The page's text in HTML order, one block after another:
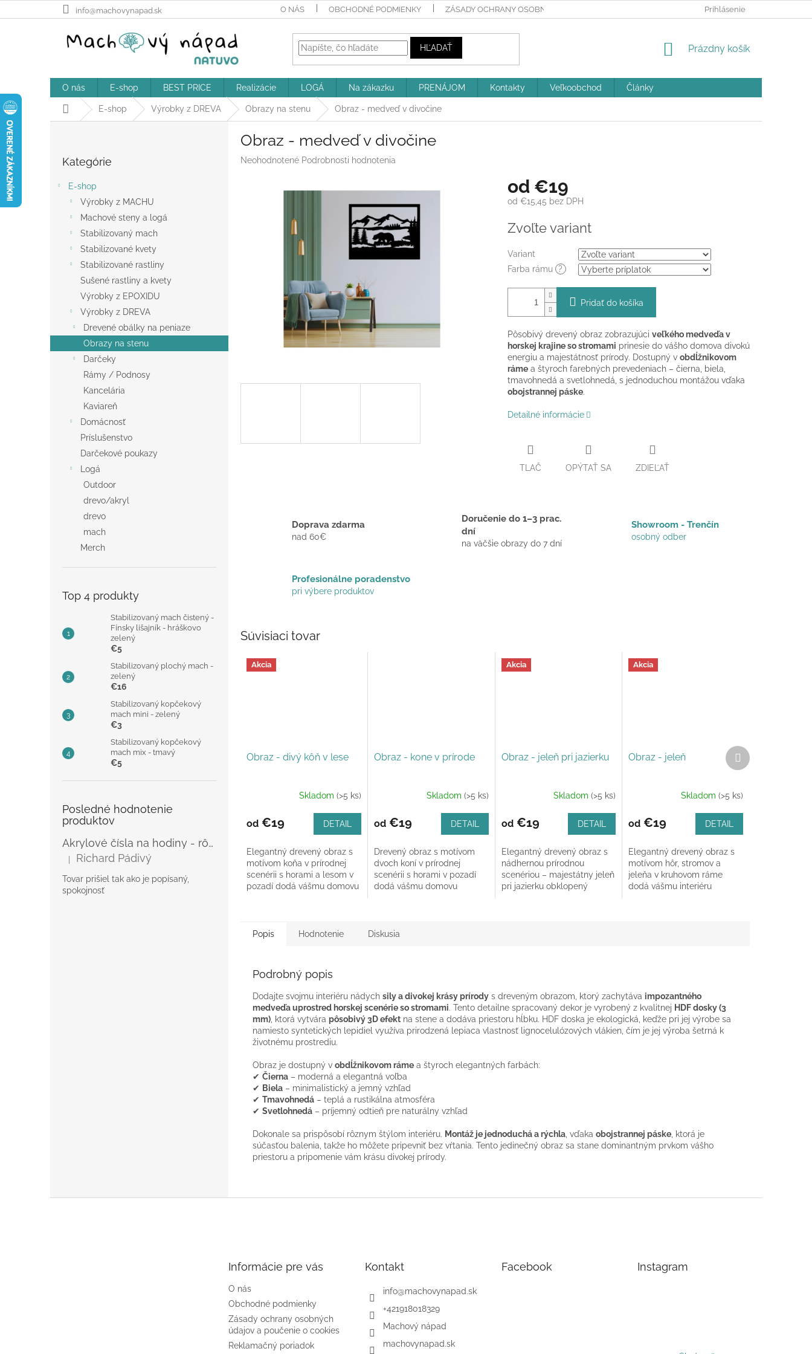
na
info@machovynapad.sk O NÁS OBCHODNÉ PODMIENKY ZÁSADY OCHRANY OSOBNÝCH ÚDAJOV A POUČENIE O COOKIES REKLAMAČNÝ PORIADOK
Prihlásenie
HĽADAŤ
NÁKUPNÝ
Prázdny košík
O nás E-shop BEST PRICE Realizácie LOGÁ Na zákazku PRENÁJOM Kontakty Veľkoobchod Články
DomovE-shop Výrobky z DREVA Obrazy na stenu Obraz - medveď v divočine
kategórie
Kategórie
E-shop
Výrobky z MACHU
Machové steny a logá
Stabilizovaný mach
Stabilizované kvety
Stabilizované rastliny
Sušené rastliny a kvety
Výrobky z EPOXIDU
Výrobky z DREVA
Drevené obálky na peniaze
Obrazy na stenu
Darčeky
Rámy / Podnosy
Kancelária
Kaviareň
Domácnosť
Príslušenstvo
Darčekové poukazy
Logá
Outdoor
drevo/akryl
drevo
mach
Merch
Top 4 produkty
Stabilizovaný mach čistený -
Fínsky lišajník - hráškovo
zelený
€5
Stabilizovaný plochý mach -
zelený
€16
Stabilizovaný kopčekový
mach mini - zelený
€3
Stabilizovaný kopčekový
mach mix - tmavý
€5
Posledné hodnotenie
produktov
Akrylové čísla na hodiny - rôzne
Hodnotenie produktu je 5 z 5 hviezdičiek.
| Richard Pádivý
Tovar prišiel tak ako je popísaný,
spokojnosť
Obraz - medveď v divočine
Priemerné
Neohodnotené Podrobnosti hodnotenia
od €19
od €15,45 bez DPH
cena:
Zvoľte variant
Variant
Farba rámu ?
Pridať do košíka
Pôsobivý drevený obraz zobrazujúci veľkého medveďa v
horskej krajine so stromami prinesie do vášho domova divokú
energiu a majestátnosť prírody. Dostupný v obdĺžnikovom
rámea štyroch farebných prevedeniach – čierna, biela,
tmavohnedá a svetlohnedá, s jednoduchou montážou vďaka
obojstrannej páske.
Detailné informácie
TLAČ OPÝTAŤ SA ZDIEĽAŤ
Doprava zdarma
nad 60€
Doručenie do 1–3 prac.
dní
na väčšie obrazy do 7 dní
Showroom - Trenčín
osobný odber
Profesionálne poradenstvo
pri výbere produktov
Súvisiaci tovar
Akcia
Obraz - divý kôň v lese
Skladom (>5 ks)
od €19 DETAIL
Elegantný drevený obraz s
motívom koňa v prírodnej
scenérii s horami a lesom v
pozadí dodá vášmu domovu
Obraz - kone v prírode
Skladom (>5 ks)
od€19 DETAIL
Drevený obraz s motívom
dvoch koní v prírodnej
scenérii s horami v pozadí
dodá vášmu domovu
Akcia
Obraz - jeleň pri jazierku
Skladom(>5 ks)
od€19 DETAIL
Elegantný drevený obraz s
nádhernou prírodnou
scenériou – majestátny jeleň
pri jazierku obklopený
Akcia
Obraz - jeleň
Skladom (>5 ks)
od €19 DETAIL
Elegantný drevený obraz s
motívom hôr, stromov a
jeleňa v kruhovom ráme
dodá vášmu interiéru
Ďalší
produkt
Popis Hodnotenie Diskusia
Podrobný popis
Dodajte svojmu interiéru nádych sily a divokej krásy prírody s dreveným obrazom, ktorý zachytáva impozantného
medveďa uprostred horskej scenérie so stromami. Tento detailne spracovaný dekor je vyrobený z kvalitnej HDF dosky (3
mm) , ktorá vytvára pôsobivý 3D efekt na stene a dodáva priestoru hĺbku. HDF doska je ekologická, keďže pri jej výrobe sa
namiesto syntetických lepidiel využíva prirodzená lepiaca vlastnosť lignocelulózových vlákien, čím je jej výroba šetrná k
životnému prostrediu.
Obraz je dostupný v obdĺžnikovom ráme a štyroch elegantných farbách:
✔ Čierna – moderná a elegantná voľba
✔ Biela – minimalistický a jemný vzhľad
✔ Tmavohnedá – teplá a rustikálna atmosféra
✔ Svetlohnedá – príjemný odtieň pre naturálny vzhľad
Dokonale sa prispôsobí rôznym štýlom interiéru. Montáž je jednoduchá a rýchla , vďaka obojstrannej páske , ktorá je
súčasťou balenia, takže ho môžete pripevniť bez vŕtania. Tento jedinečný obraz sa stane dominantným prvkom vášho
priestoru a pripomenie vám krásu divokej prírody.
Informácie pre vás
O nás
Obchodné podmienky
Zásady ochrany osobných
údajov a poučenie o cookies
Reklamačný poriadok
Kontakt
info@machovynapad.sk
+421918018329
Machový nápad
machovynapad.sk
Facebook Instagram